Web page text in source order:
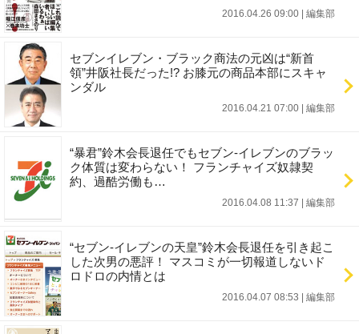
2016.04.26 09:00 編集部
セブンイレブン・ブラック商法の元凶は“新首
領”井阪社長だった!? お膝元の商品本部にスキャ
ンダル
2016.04.21 07:00 編集部
“暴君”鈴木会長退任でもセブン-イレブンのブラッ
ク体質は変わらない！ フランチャイズ奴隷契
約、過酷労働も…
2016.04.08 11:37 編集部
“セブン-イレブンの天皇”鈴木会長退任を引き起こ
した次男の悪評！ マスコミが一切報道しないド
ロドロの内情とは
2016.04.07 08:53 編集部